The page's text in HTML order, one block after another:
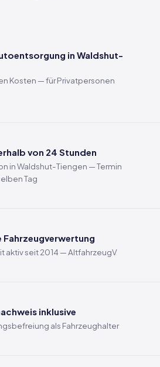
in Waldshut-
Kosten — für Privatpersonen
von 24 Stunden
in Waldshut-Tiengen — Termin
Tag
Fahrzeugverwertung
aktiv seit 2014 — AltfahrzeugV
inklusive
als Fahrzeughalter